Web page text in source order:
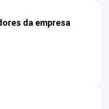
da empresa